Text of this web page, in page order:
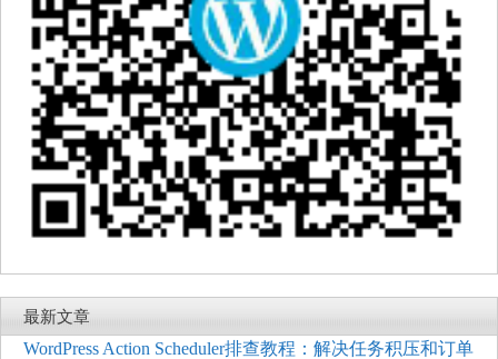
最新文章
WordPress Action Scheduler排查教程：解决任务积压和订单